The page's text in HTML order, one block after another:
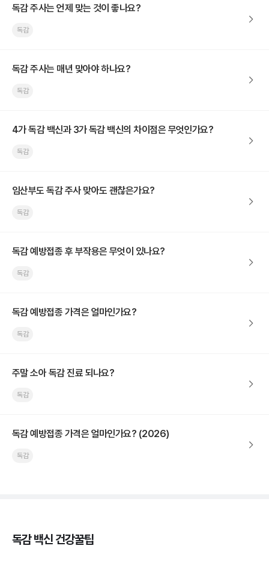
독감 주사는 언제 맞는 것이 좋나요?
독감
독감 주사는 매년 맞아야 하나요?
독감
4가 독감 백신과 3가 독감 백신의 차이점은 무엇인가요?
독감
임산부도 독감 주사 맞아도 괜찮은가요?
독감
독감 예방접종 후 부작용은 무엇이 있나요?
독감
독감 예방접종 가격은 얼마인가요?
독감
주말 소아 독감 진료 되나요?
독감
독감 예방접종 가격은 얼마인가요? (2026)
독감
독감 백신 건강꿀팁